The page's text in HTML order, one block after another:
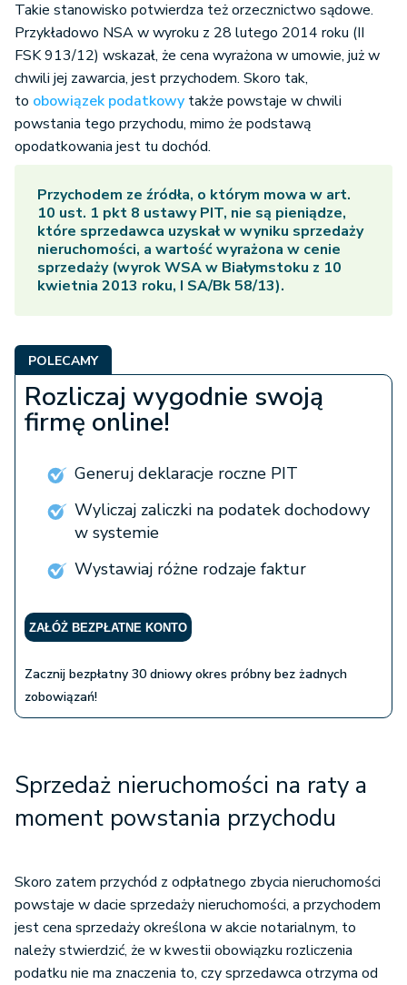
Takie stanowisko potwierdza też orzecznictwo sądowe.
Przykładowo NSA w wyroku z 28 lutego 2014 roku (II
FSK 913/12) wskazał, że cena wyrażona w umowie, już w
chwili jej zawarcia, jest przychodem. Skoro tak,
to obowiązek podatkowy także powstaje w chwili
powstania tego przychodu, mimo że podstawą
opodatkowania jest tu dochód.
Przychodem ze źródła, o którym mowa w art.
10 ust. 1 pkt 8 ustawy PIT, nie są pieniądze,
które sprzedawca uzyskał w wyniku sprzedaży
nieruchomości, a wartość wyrażona w cenie
sprzedaży (wyrok WSA w Białymstoku z 10
kwietnia 2013 roku, I SA/Bk 58/13).
POLECAMY
Rozliczaj wygodnie swoją
firmę online!
Generuj deklaracje roczne PIT
Wyliczaj zaliczki na podatek dochodowy
w systemie
Wystawiaj różne rodzaje faktur
ZAŁÓŻ BEZPŁATNE KONTO
Zacznij bezpłatny 30 dniowy okres próbny bez żadnych
zobowiązań!
Sprzedaż nieruchomości na raty a
moment powstania przychodu
Skoro zatem przychód z odpłatnego zbycia nieruchomości
powstaje w dacie sprzedaży nieruchomości, a przychodem
jest cena sprzedaży określona w akcie notarialnym, to
należy stwierdzić, że w kwestii obowiązku rozliczenia
podatku nie ma znaczenia to, czy sprzedawca otrzyma od